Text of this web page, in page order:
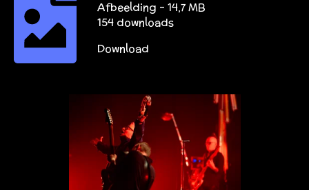
Afbeelding – 14,7 MB
154 downloads
Download